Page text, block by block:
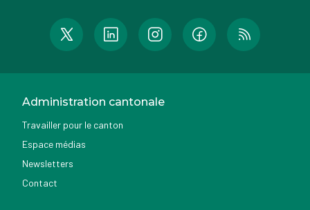
Administration cantonale
Travailler pour le canton
Espace médias
Newsletters
Contact